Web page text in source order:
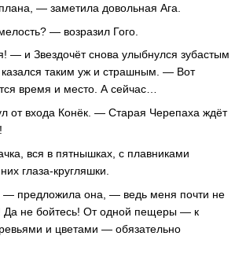
— заметила довольная Ага.
— возразил Гого.
и Звездочёт снова улыбнулся зубастым
таким уж и страшным. — Вот
время и место. А сейчас…
от входа Конёк. — Старая Черепаха ждёт
вся в пятнышках, с плавниками
глаза-кругляшки.
— предложила она, — ведь меня почти не
Да не бойтесь! От одной пещеры — к
и цветами — обязательно